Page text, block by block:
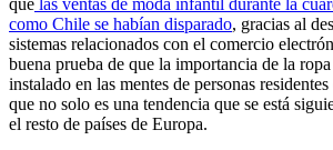
como Chile se habían disparado, gracias al
sistemas relacionados con el comercio
buena prueba de que la importancia de la
instalado en las mentes de personas
que no solo es una tendencia que se está
el resto de países de Europa.